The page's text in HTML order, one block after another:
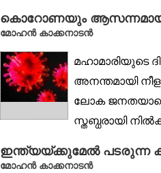
ഒരു...
കൊറോണയും ആസന്നമായ
മോഹൻ കാക്കനാടൻ
മഹാമാരിയുടെ
അനന്തമായി
ലോക
സ്തബ്ധരായി
ഇന്ത്യയ്ക്കുമേൽ പടരുന്ന
മോഹൻ കാക്കനാടൻ